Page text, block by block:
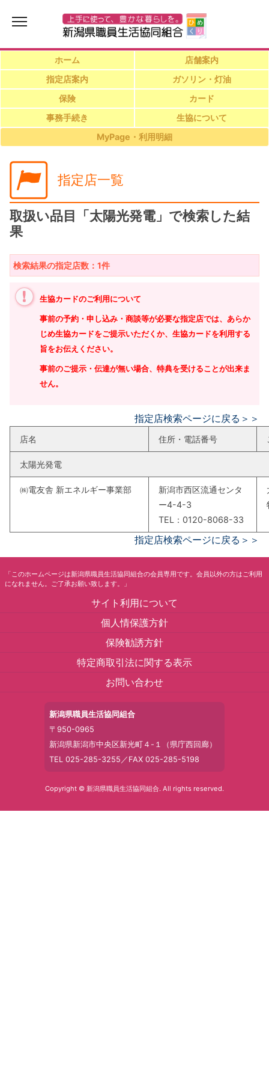
ホーム
店舗案内
指定店案内
ガソリン・灯油
保険
カード
事務手続き
生協について
MyPage・利用明細
指定店一覧
取扱い品目「太陽光発電」で検索した結
果
検索結果の指定店数：1件
生協カードのご利用について
事前の予約・申し込み・商談等が必要な指定店では、あらか
じめ生協カードをご提示いただくか、生協カードを利用する
旨をお伝えください。
事前のご提示・伝達が無い場合、特典を受けることが出来ま
せん。
指定店検索ページに戻る＞＞
店名 住所・電話番号
太陽光発電
㈱電友舎 新エネルギー事業部
新潟市西区流通センタ
ー4-4-3
TEL：0120-8068-33
指定店検索ページに戻る＞＞
「このホームページは新潟県職員生活協同組合の会員専用です。会員以外の方はご利用
になれません。ご了承お願い致します。」
サイト利用について
個人情保護方針
保険勧誘方針
特定商取引法に関する表示
お問い合わせ
新潟県職員生活協同組合
〒950-0965
新潟県新潟市中央区新光町４-１（県庁西回廊）
TEL 025-285-3255／FAX 025-285-5198
Copyright © 新潟県職員生活協同組合. All rights reserved.